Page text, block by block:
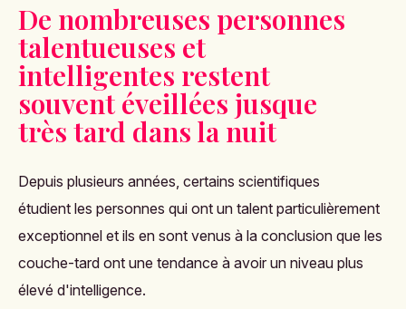
De nombreuses personnes
talentueuses et
intelligentes restent
souvent éveillées jusque
très tard dans la nuit
Depuis plusieurs années, certains scientifiques
étudient les personnes qui ont un talent particulièrement
exceptionnel et ils en sont venus à la conclusion que les
couche-tard ont une tendance à avoir un niveau plus
élevé d'intelligence.